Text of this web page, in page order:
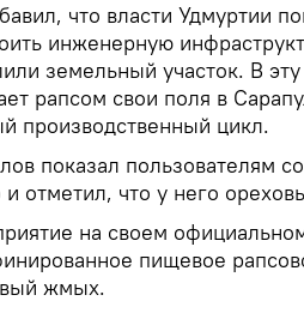
что власти Удмуртии
инженерную
земельный участок. В
рапсом свои поля в
производственный цикл.
показал пользователям
и отметил, что у него
на своем
пищевое
жмых.